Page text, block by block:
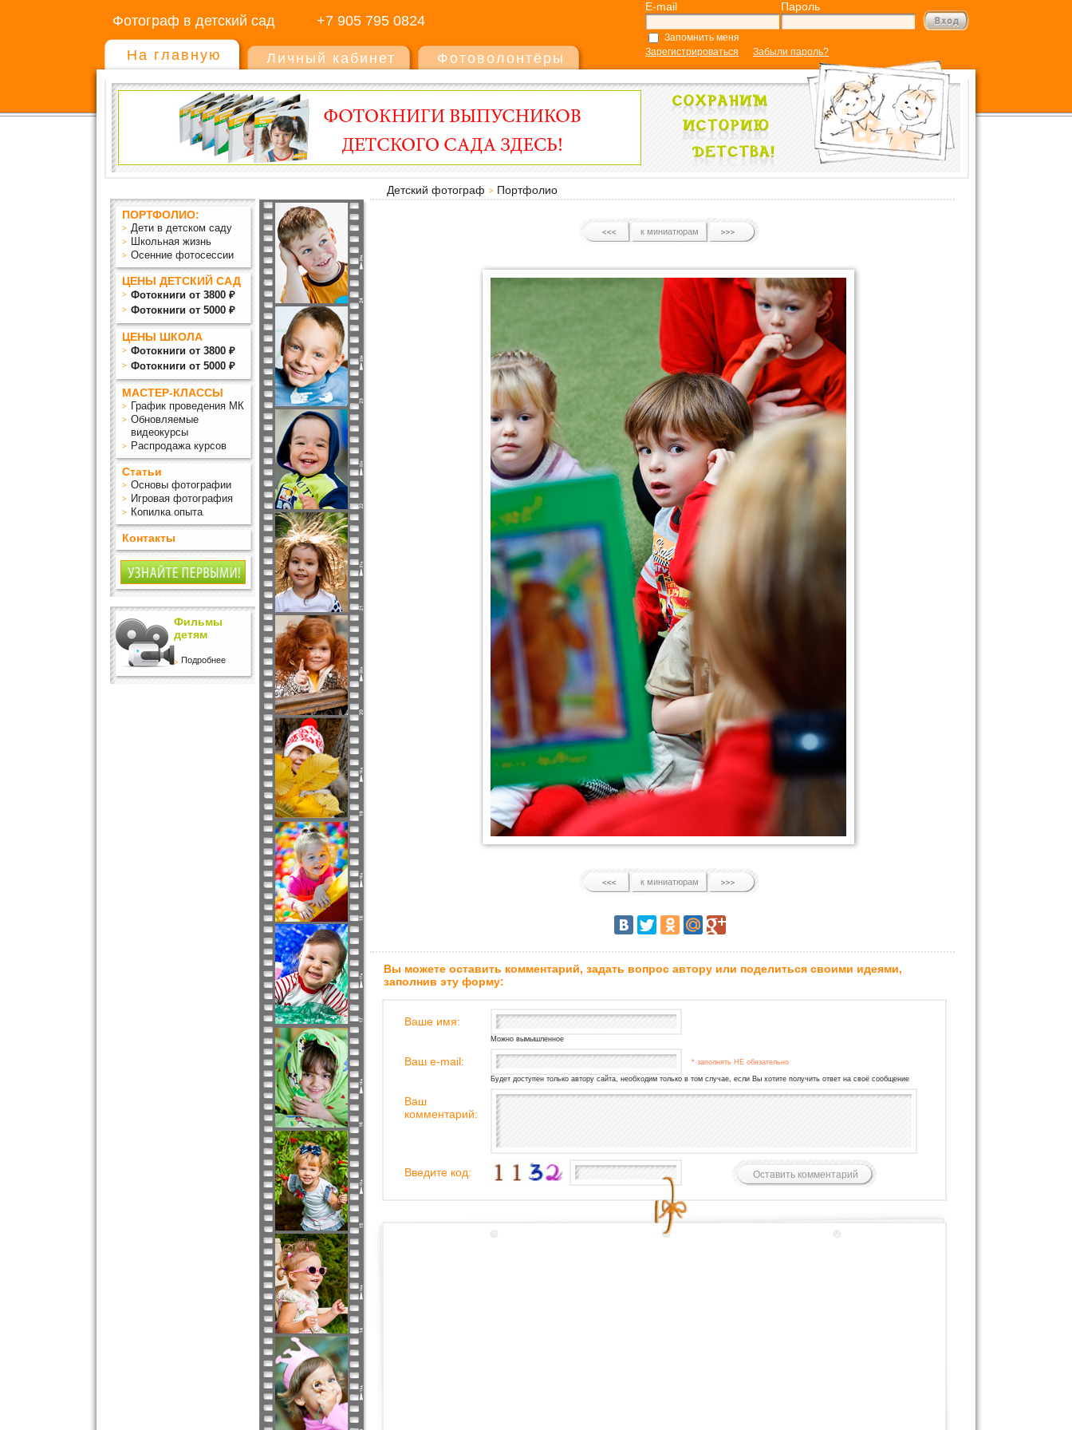
Фотограф в детский сад +7 905 795 0824
E-mail Пароль
Запомнить меня
Зарегистрироваться
Забыли пароль?
На главную Личный кабинет Фотоволонтёры
Детский фотограф
Портфолио
ПОРТФОЛИО:
Дети в детском саду
Школьная жизнь
Осенние фотосессии
ЦЕНЫ ДЕТСКИЙ САД
Фотокниги от 3800 ₽
Фотокниги от 5000 ₽
ЦЕНЫ ШКОЛА
Фотокниги от 3800 ₽
Фотокниги от 5000 ₽
МАСТЕР-КЛАССЫ
График проведения МК
Обновляемые
видеокурсы
Распродажа курсов
Статьи
Основы фотографии
Игровая фотография
Копилка опыта
Контакты
Фильмы
детям
Подробнее
к миниатюрам
к миниатюрам
Вы можете оставить комментарий, задать вопрос автору или поделиться своими идеями,
заполнив эту форму:
Ваше имя:
Можно вымышленное
Ваш e-mail: * заполнять НЕ обязательно
Будет доступен только автору сайта, необходим только в том случае, если Вы хотите получить ответ на своё сообщение
Ваш
комментарий:
Введите код: